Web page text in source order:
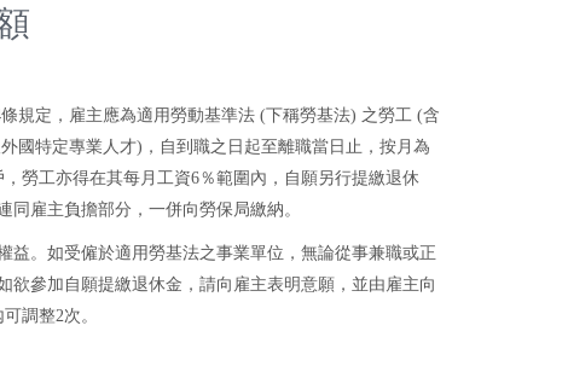
規定，雇主應為適用勞動基準法 (下稱勞基法) 之勞工 (含
國特定專業人才)，自到職之日起至離職當日止，按月為
勞工亦得在其每月工資6％範圍內，自願另行提繳退休
雇主負擔部分，一併向勞保局繳納。
。如受僱於適用勞基法之事業單位，無論從事兼職或正
參加自願提繳退休金，請向雇主表明意願，並由雇主向
調整2次。